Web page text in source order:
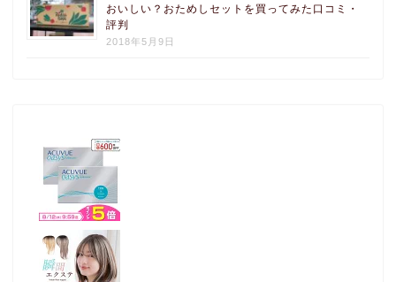
おいしい？おためしセットを買ってみた口コミ・
評判
2018年5月9日